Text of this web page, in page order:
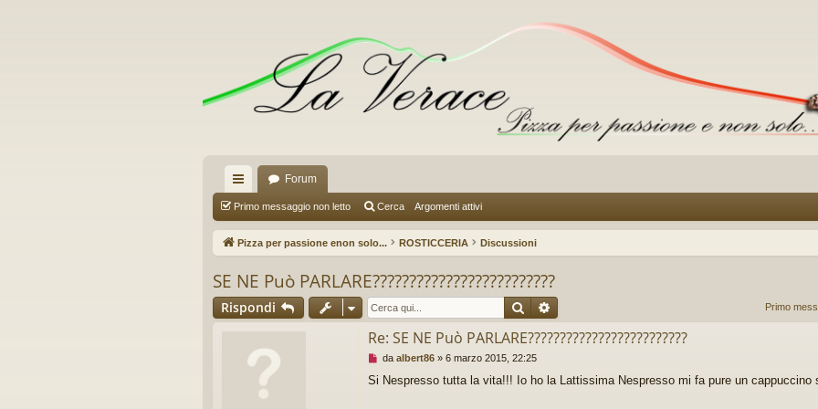
oll
eg
m
en
Forum
Primo messaggio non letto Cerca Argomenti attivi
Pizza per passione enon solo... ROSTICCERIA Discussioni
SE NE Può PARLARE?????????????????????????
Rispondi CercaRicerca avanzata Primo
Re: SE NE Può PARLARE?????????????????????????
M
s
da albert86» 6 marzo 2015, 22:25
Si Nespresso tutta la vita!!! Io ho la Lattissima Nespresso mi fa pure un cappuccino